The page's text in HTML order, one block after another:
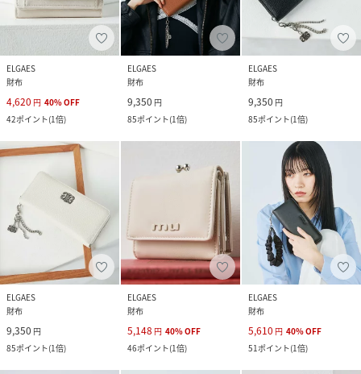
ELGAES
財布
4,620 円 40%OFF
42ポイント(1倍)
ELGAES
財布
9,350 円
85ポイント(1倍)
ELGAES
財布
9,350 円
85ポイント(1倍)
ELGAES
財布
9,350 円
85ポイント(1倍)
ELGAES
財布
5,148 円 40%OFF
46ポイント(1倍)
ELGAES
財布
5,610 円 40%OFF
51ポイント(1倍)